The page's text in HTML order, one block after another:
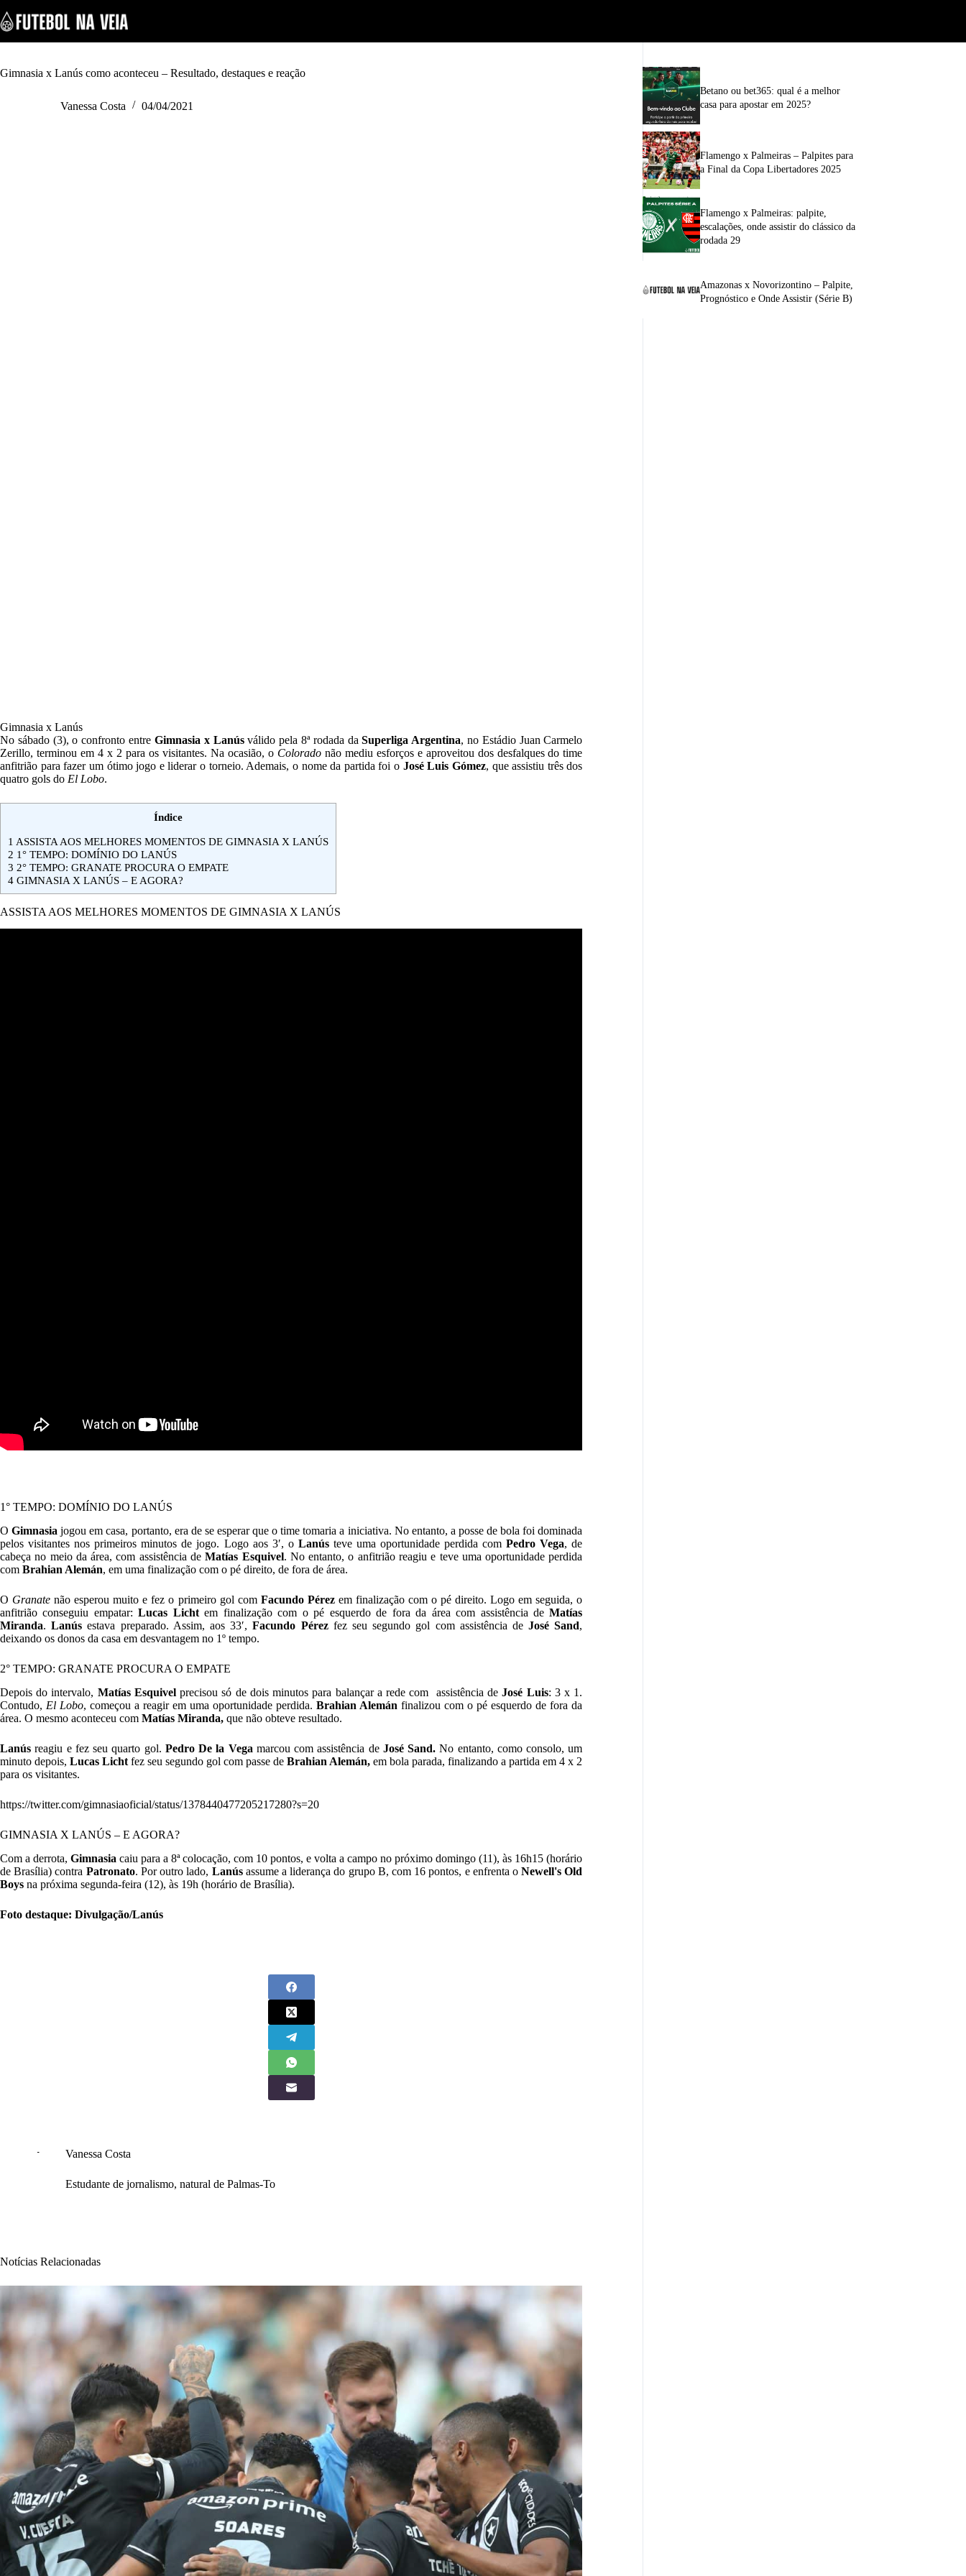
k
i
p
o
Gimnasia x Lanús como aconteceu – Resultado, destaques e reação
Vanessa Costa 04/04/2021
Gimnasia x Lanús
No sábado (3),o confronto entre Gimnasia x Lanúsválido pela 8ª rodada daSuperliga Argentina, no Estádio Juan Carmelo
Zerillo, terminou em 4 x 2 para os visitantes. Na ocasião, o Coloradonão mediu esforços e aproveitou dos desfalques do time
anfitrião para fazer um ótimo jogo e liderar o torneio. Ademais, o nome da partida foi o José Luis Gómez, que assistiu três dos
quatro gols do El Lobo.
Índice
1 ASSISTA AOS MELHORES MOMENTOS DE GIMNASIA X LANÚS
2 1° TEMPO: DOMÍNIO DO LANÚS
3 2° TEMPO: GRANATE PROCURA O EMPATE
4 GIMNASIA X LANÚS – E AGORA?
ASSISTA AOS MELHORES MOMENTOS DE GIMNASIA X LANÚS
1° TEMPO: DOMÍNIO DO LANÚS
OGimnasia jogou em casa, portanto, era de se esperar que o time tomaria a iniciativa. No entanto, a posse de bola foi dominada
pelos visitantes nos primeiros minutos de jogo. Logo aos 3′, o Lanústeve uma oportunidade perdida comPedro Vega, de
cabeça no meio da área, com assistência deMatías Esquivel. No entanto, o anfitrião reagiu e teve uma oportunidade perdida
com Brahian Alemán, em uma finalização com o pé direito, de fora de área.
O Granatenão esperou muito e fez o primeiro gol com Facundo Pérezem finalização com o pé direito. Logo em seguida, o
anfitrião conseguiu empatar:Lucas Lichtem finalização com o pé esquerdo de fora da área com assistência deMatías
Miranda.Lanús estava preparado. Assim, aos 33′,Facundo Pérezfez seu segundo gol com assistência deJosé Sand,
deixando os donos da casa em desvantagem no 1º tempo.
2° TEMPO: GRANATE PROCURA O EMPATE
Depois do intervalo, Matías Esquivel precisou só de dois minutos para balançar a rede com assistência deJosé Luis: 3 x 1.
Contudo, El Lobo, começou a reagir em uma oportunidade perdida.Brahian Alemán finalizou com o pé esquerdo de fora da
área. O mesmo aconteceu com Matías Miranda, que não obteve resultado.
Lanús reagiu e fez seu quarto gol. Pedro De la Vega marcou com assistência de José Sand.No entanto, como consolo, um
minuto depois,Lucas Licht fez seu segundo gol com passe deBrahian Alemán, em bola parada, finalizando a partida em 4 x 2
para os visitantes.
https://twitter.com/gimnasiaoficial/status/1378440477205217280?s=20
GIMNASIA X LANÚS – E AGORA?
Com a derrota,Gimnasia caiu para a 8ª colocação, com 10 pontos, e volta a campo no próximo domingo (11), às 16h15 (horário
de Brasília) contra Patronato. Por outro lado, Lanúsassume a liderança do grupo B, com 16 pontos, e enfrenta oNewell's Old
Boys na próxima segunda-feira (12), às 19h (horário de Brasília).
Foto destaque: Divulgação/Lanús
Vanessa Costa
Estudante de jornalismo, natural de Palmas-To
Notícias Relacionadas
Betano ou bet365: qual é a melhor
casa para apostar em 2025?
Flamengo x Palmeiras – Palpites para
a Final da Copa Libertadores 2025
Flamengo x Palmeiras: palpite,
escalações, onde assistir do clássico da
rodada 29
Amazonas x Novorizontino – Palpite,
Prognóstico e Onde Assistir (Série B)